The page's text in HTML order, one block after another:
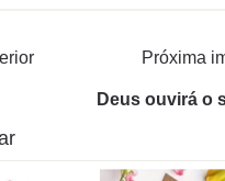
Próxima
Deus ouvirá o